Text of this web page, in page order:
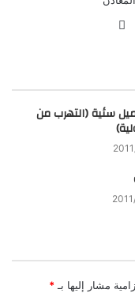
صور
سئية (التهرب من
مشار إليها بـ *